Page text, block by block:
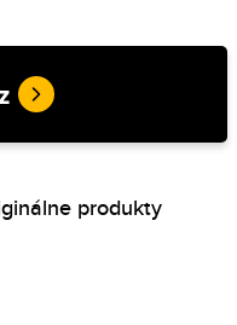
produkty